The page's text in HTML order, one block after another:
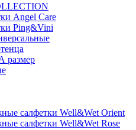
Angel Care
Ping&Vini
размер
салфетки Well&Wet Orient
салфетки Well&Wet Rose